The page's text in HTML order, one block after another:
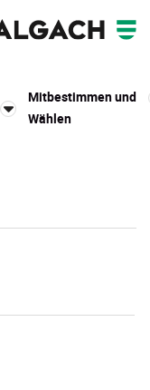
Mitbestimmen und
Wählen